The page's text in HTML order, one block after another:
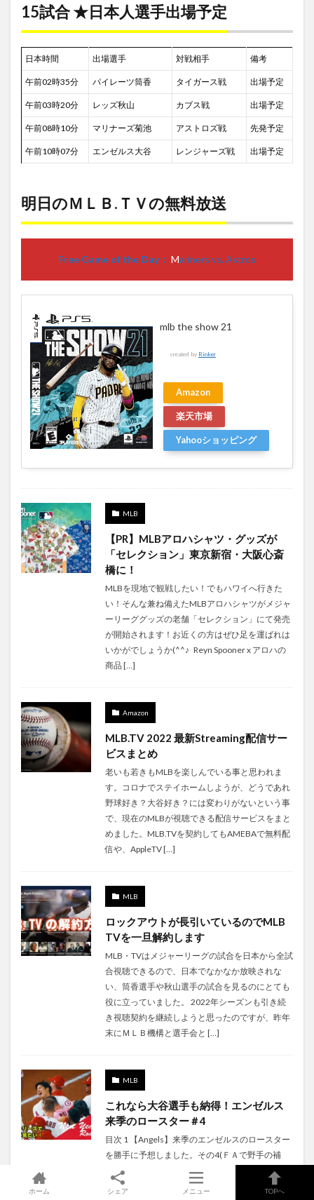
15試合 ★日本人選手出場予定
日本時間 出場選手 対戦相手 備考
午前02時35分 パイレーツ筒香 タイガース戦 出場予定
午前03時20分 レッズ秋山 カブス戦 出場予定
午前08時10分 マリナーズ菊池 アストロズ戦 先発予定
午前10時07分 エンゼルス大谷 レンジャーズ戦 出場予定
明日のＭＬＢ.ＴＶの無料放送
Free Game of the Day： Mariners vs. Astros
mlb the show 21
created by Rinker
Amazon
楽天市場
Yahooショッピング
MLB
【PR】MLBアロハシャツ・グッズが
「セレクション」東京新宿・大阪心斎
橋に！
MLBを現地で観戦したい！でもハワイへ行きた
い！そんな兼ね備えたMLBアロハシャツがメジャ
ーリーググッズの老舗「セレクション」にて発売
が開始されます！お近くの方はぜひ足を運ばれは
いかがでしょうか(^^♪ Reyn Spooner x アロハの
商品 […]
Amazon
MLB.TV 2022 最新Streaming配信サー
ビスまとめ
老いも若きもMLBを楽しんでいる事と思われま
す。コロナでステイホームしようが、どうであれ
野球好き？大谷好き？には変わりがないという事
で、現在のMLBが視聴できる配信サービスをまと
めました。MLB.TVを契約してもAMEBAで無料配
信や、AppleTV […]
MLB
ロックアウトが長引いているのでMLB
TVを一旦解約します
MLB・TVはメジャーリーグの試合を日本から全試
合視聴できるので、日本でなかなか放映されな
い、筒香選手や秋山選手の試合を見るのにとても
役に立っていました。 2022年シーズンも引き続
き視聴契約を継続しようと思ったのですが、昨年
末にＭＬＢ機構と選手会と […]
MLB
これなら大谷選手も納得！エンゼルス
来季のロースター＃4
目次 1 【Angels】来季のエンゼルスのロースター
を勝手に予想しました。その4(ＦＡで野手の補
強）1.1 いよいよストーブリーグに突入1.2 ポージ
ーが引退！？1.3 菊池雄星が選手オプションを選
ホーム シェア メニュー TOPへ